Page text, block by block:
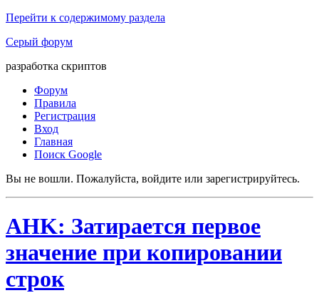
Перейти к содержимому раздела
Серый форум
разработка скриптов
Форум
Правила
Регистрация
Вход
Главная
Поиск Google
Вы не вошли. Пожалуйста, войдите или зарегистрируйтесь.
AHK: Затирается первое
значение при копировании
строк